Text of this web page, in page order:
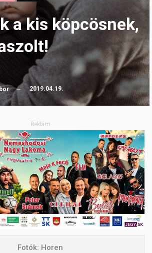
a kis köpcösnek,
2019.04.19.
Reklám
Fotók: Horen